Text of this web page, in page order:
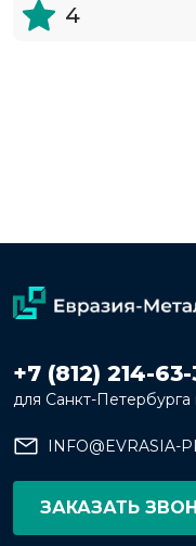
4
+7 (812) 214-
для Санкт-Петербурга
INFO@EVRASIA-
ЗАКАЗАТЬ